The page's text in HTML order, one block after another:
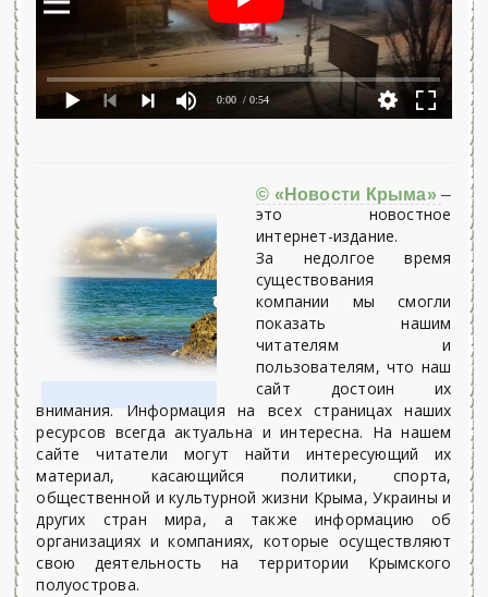
0:00 / 0:54
© «Новости Крыма»–
это новостное
интернет-издание.
За недолгое время
существования
компании мы смогли
показать нашим
читателям и
пользователям, что наш
сайт достоин их
внимания. Информация на всех страницах наших
ресурсов всегда актуальна и интересна. На нашем
сайте читатели могут найти интересующий их
материал, касающийся политики, спорта,
общественной и культурной жизни Крыма, Украины и
других стран мира, а также информацию об
организациях и компаниях, которые осуществляют
свою деятельность на территории Крымского
полуострова.